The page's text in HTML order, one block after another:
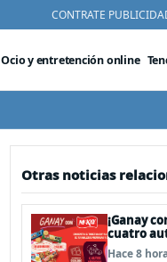
CONTRATE
Ocio y entretención online
Otras noticias
¡Ganay
cuatro
premios
Hace 8